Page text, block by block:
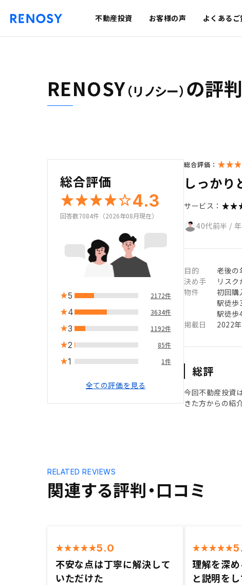
不動産投資 お客様の声 よくあるご
RENOSY（リノシー） の評
総合評価
4.3
回答数7084件（2026年08月現在）
5 2172件
4 3634件
3 1192件
2 85件
1 1件
全ての評価を見る
総合評価：
しっかり
サービス：
40代前半 /
目的
老後の
決め手
リス
物件
初回購
駅徒歩
駅徒歩
掲載日
2022
総評
今回不動産投資
きた方からの紹
関連する評判・口コミ
RELATED REVIEWS
5.0
不安な点は丁寧に解決して
いただけた
理解を深
と説明をし